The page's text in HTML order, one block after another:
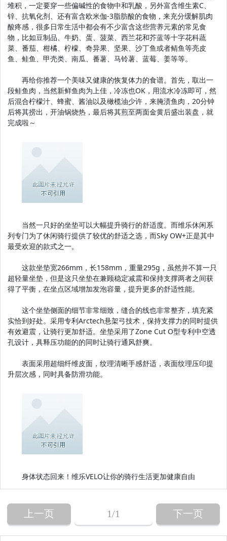
堆积，一定要穿一些偏碱性的食物中和乳酸，另外富含维生素C、
锌、抗氧化剂、还有富含欧米伽-3脂肪酸的食物，来充分缓解肌肉
酸疼感，很多日常生活中都会有不少富含这些营养元素的常见食
物，比如豆制品、牛奶、蛋、菠菜、西兰花和芥蓝等十字花科蔬
菜、番茄、柑橘、柠檬、奇异果、坚果、沙丁鱼或者鲭鱼等亮皮
鱼、鲑鱼、甲壳类、南瓜、番薯、马铃薯、蓝莓、姜等等。
再给你推荐一个美味又健康的恢复体力的食谱。首先，取出一
段鲑鱼肉，当然新鲜鱼肉为上佳，冷冻也OK，用流水冷冻即可，然
后混合柠檬汁、蜂蜜、酱油以及橄榄油少许，来腌渍鱼肉，20分钟
后将其捞出，开油锅烧热，最后将其煎至两面金黄后盛出装盘，就
完成啦～
当然一只好的坐垫可以大幅提升骑行的舒适度。而维乐休闲系
列专门为了休闲骑行提供了较优的舒适之选，而Sky OW+正是其中
最受欢迎的款式之一。
这款坐垫宽266mm，长158mm，重量295g，虽然并不算一只
超轻量坐垫，但是这只坐垫在兼顾稳定减震和保持支撑两者之间获
得了平衡，在坐点区域增加发泡容量，提升更多的舒适性能。
这个坐垫侧面的细节非常细致，缝合的线也非常整齐，填充紧
实恰到好处。采用专利Arctech悬架弓技术，保持支撑力的同时提供
有效避震，让骑行更加舒适。坐垫采用了Zone Cut O型专利中空透
孔设计，具释压功能的的同时让骑行通风舒爽。
表面采用超细纤维皮面，纹理清晰手感舒适，表面纹理压印提
升层次感，同时具备防滑功能。
身体状态回来！维乐VELO让你的骑行生活更加健康自由
上一页 1/1 下一页